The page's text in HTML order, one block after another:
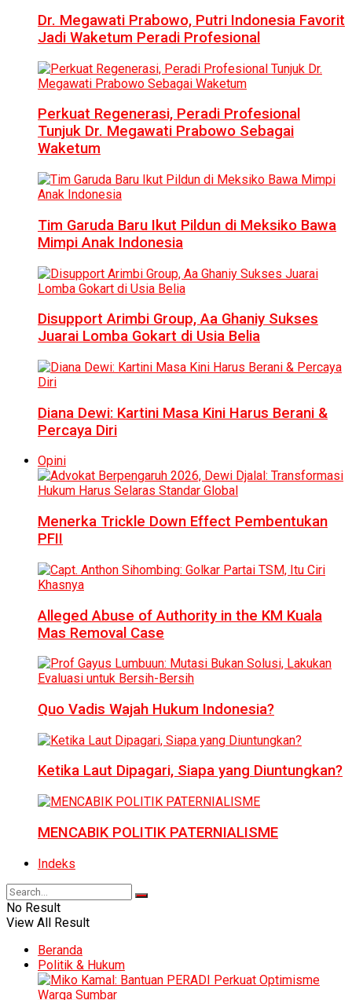
Dr. Megawati Prabowo, Putri Indonesia Favorit
Jadi Waketum Peradi Profesional
Perkuat Regenerasi, Peradi Profesional
Tunjuk Dr. Megawati Prabowo Sebagai
Waketum
Tim Garuda Baru Ikut Pildun di Meksiko Bawa
Mimpi Anak Indonesia
Disupport Arimbi Group, Aa Ghaniy Sukses
Juarai Lomba Gokart di Usia Belia
Diana Dewi: Kartini Masa Kini Harus Berani &
Percaya Diri
Opini
Menerka Trickle Down Effect Pembentukan
PFII
Alleged Abuse of Authority in the KM Kuala
Mas Removal Case
Quo Vadis Wajah Hukum Indonesia?
Ketika Laut Dipagari, Siapa yang Diuntungkan?
MENCABIK POLITIK PATERNIALISME
Indeks
No Result
View All Result
Beranda
Politik & Hukum